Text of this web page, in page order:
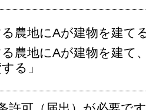
る農地にAが建物を建て
る農地にAが建物を建て
る」